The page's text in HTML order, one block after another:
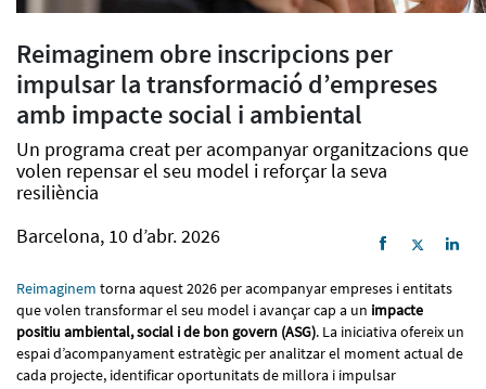
Reimaginem obre inscripcions per
impulsar la transformació d’empreses
amb impacte social i ambiental
Un programa creat per acompanyar organitzacions que
volen repensar el seu model i reforçar la seva
resiliència
Barcelona, 10 d’abr. 2026
Reimaginem torna aquest 2026 per acompanyar empreses i entitats
que volen transformar el seu model i avançar cap a un impacte
positiu ambiental, social i de bon govern (ASG). La iniciativa ofereix un
espai d’acompanyament estratègic per analitzar el moment actual de
cada projecte, identificar oportunitats de millora i impulsar